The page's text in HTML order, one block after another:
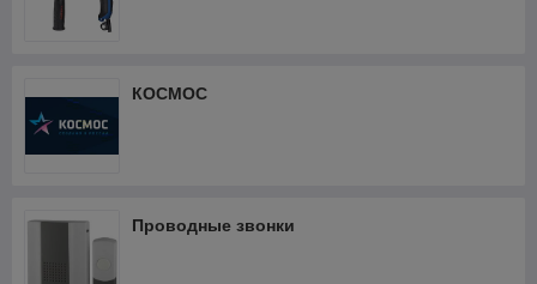
КОСМОС
Проводные звонки